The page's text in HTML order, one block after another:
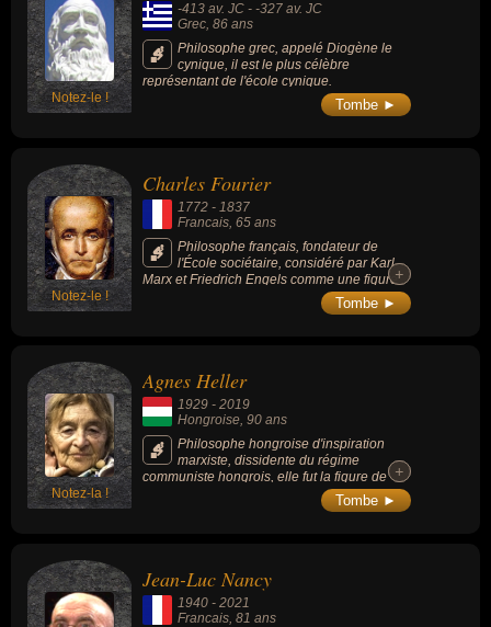
Notez-le !
-413 av. JC - -327 av. JC
Grec, 86 ans
Philosophe grec, appelé Diogène le
cynique, il est le plus célèbre
représentant de l'école cynique.
Tombe ►
Notez-le !
Charles Fourier
1772 - 1837
Francais , 65 ans
Philosophe français, fondateur de
l'École sociétaire, considéré par Karl
Marx et Friedrich Engels comme une figure
du « socialisme critico-utopique », dont un
autre représentant fut Robert Owen.
+
+
Tombe ►
Notez-la !
Agnes Heller
1929 - 2019
Hongroise, 90 ans
Philosophe hongroise d'inspiration
marxiste, dissidente du régime
communiste hongrois, elle fut la figure de
l’opposition intellectuelle au pouvoir du
national-conservateur Viktor Orban.
+
+
Tombe ►
Jean-Luc Nancy
1940 - 2021
Francais , 81 ans